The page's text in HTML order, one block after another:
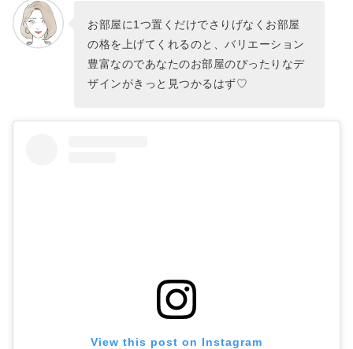
お部屋に1つ置くだけでさりげなくお部屋
の格を上げてくれるのと、バリエーション
豊富なのであなたのお部屋のぴったりなデ
ザインがきっと見つかるはず♡
View this post on Instagram